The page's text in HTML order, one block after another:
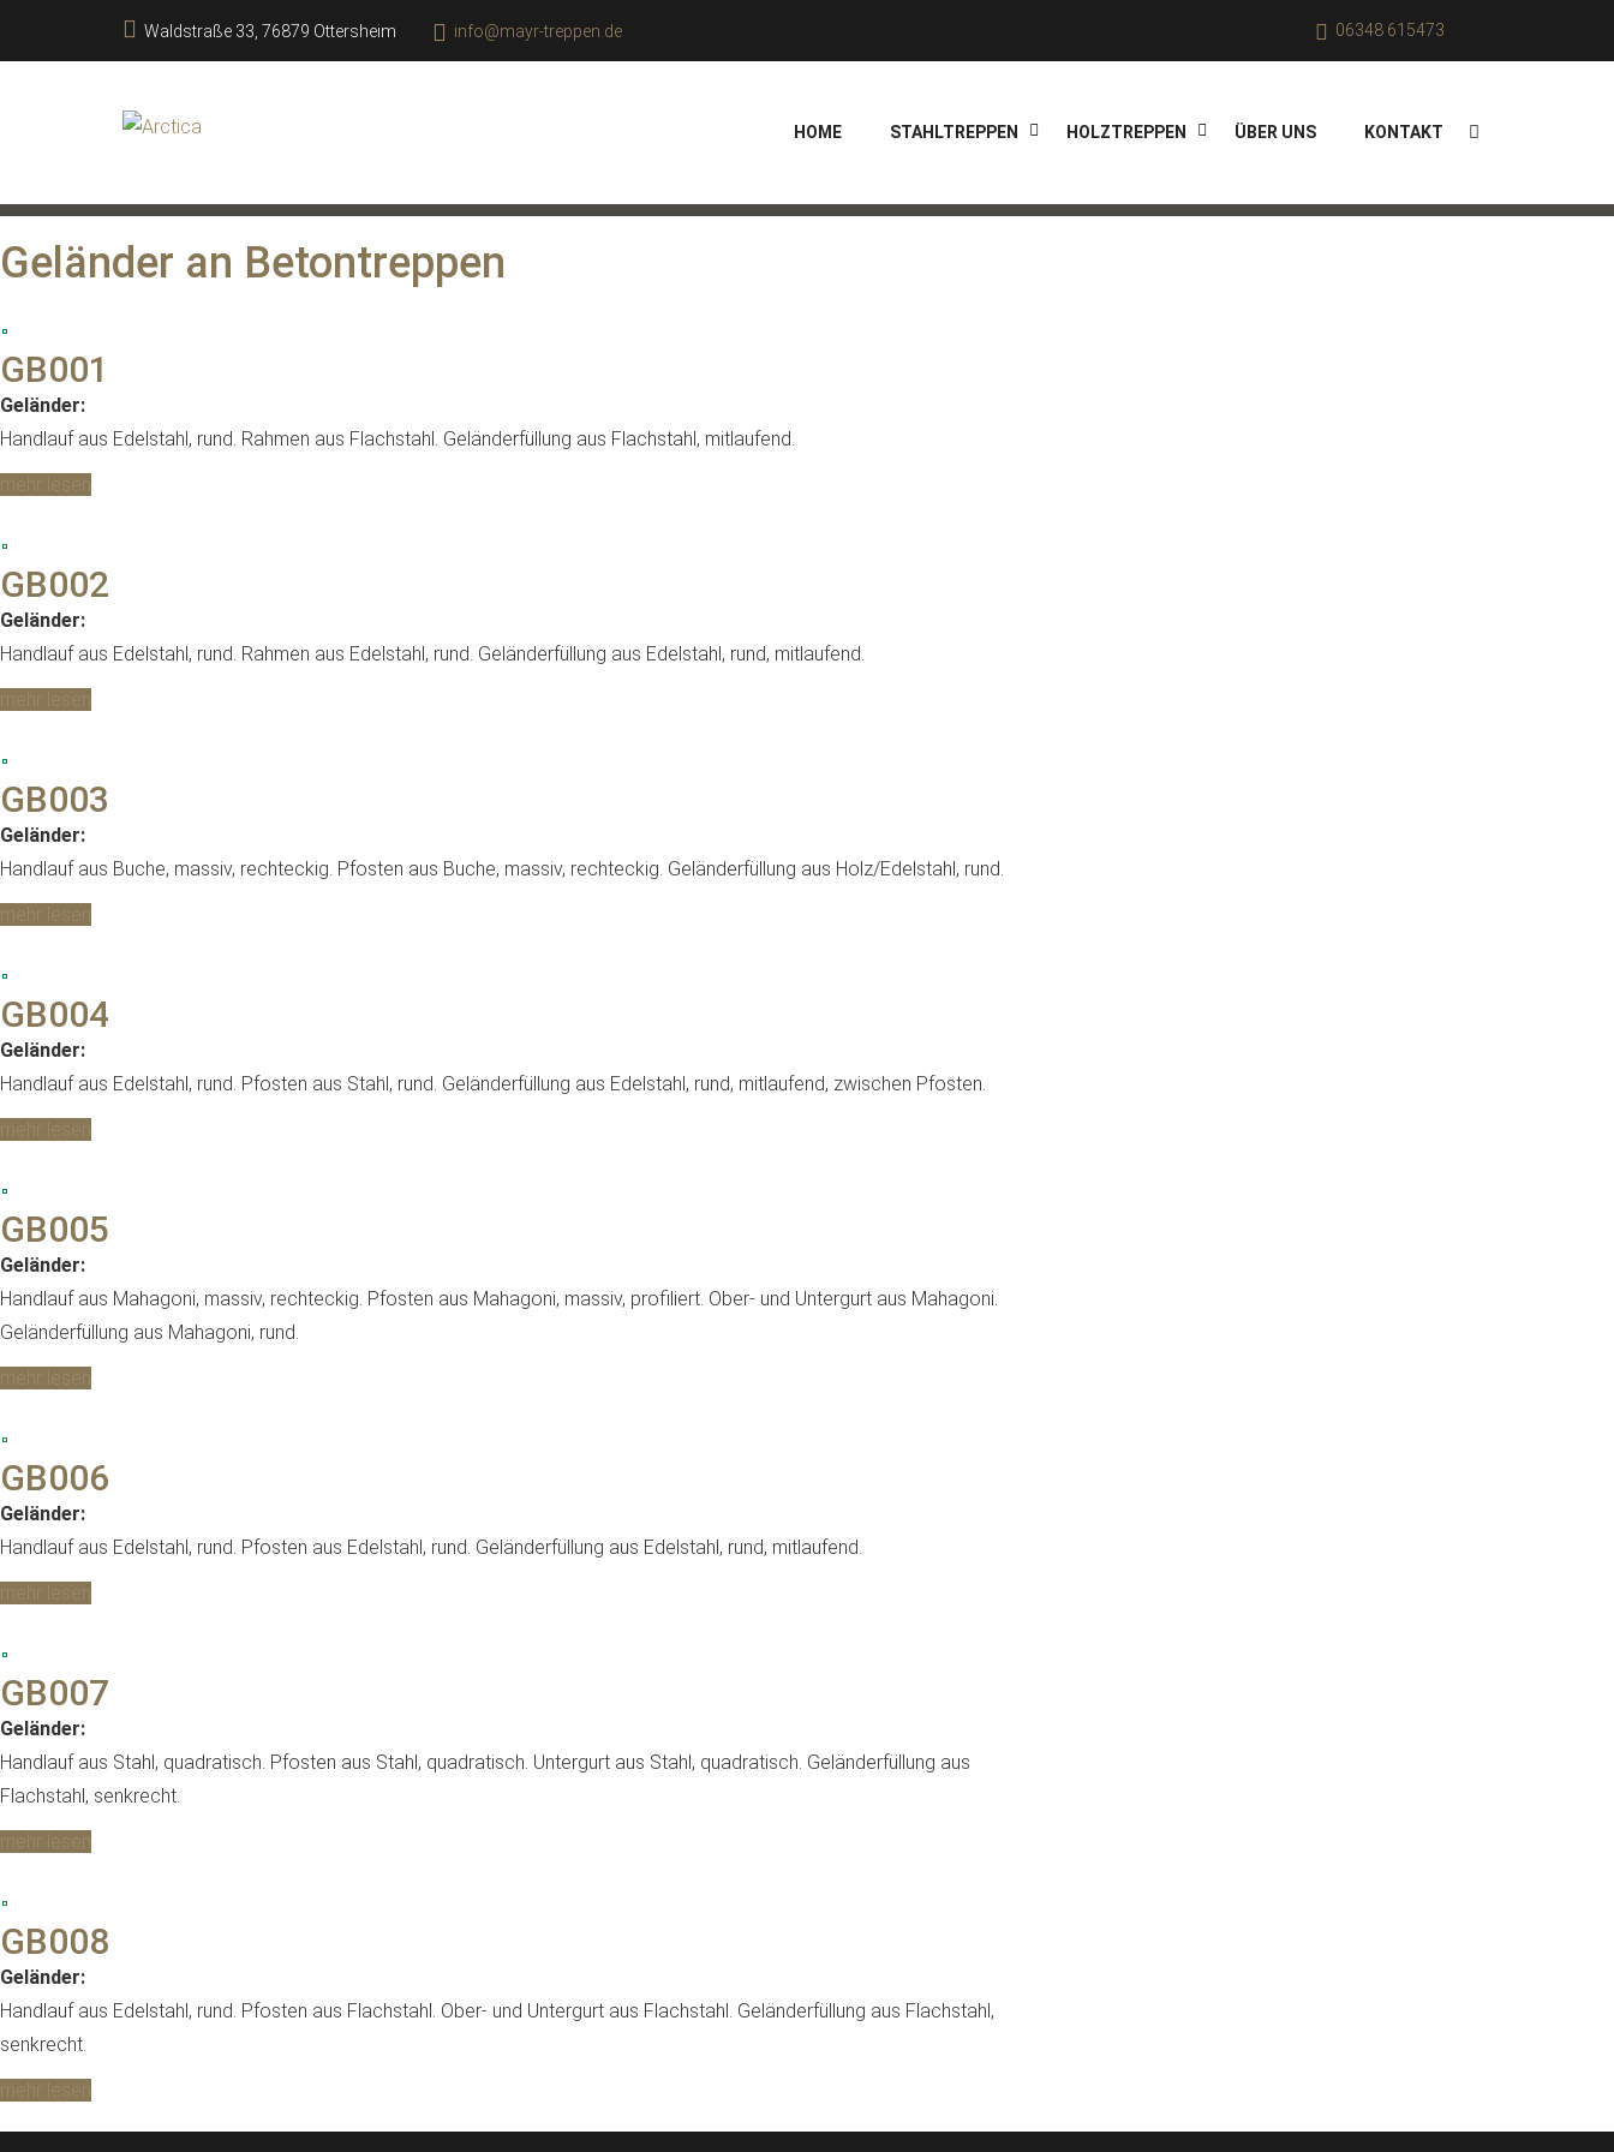
Waldstraße 33, 76879 Ottersheim info@mayr-treppen.de 06348 615473
HOME STAHLTREPPEN HOLZTREPPEN ÜBER UNS KONTAKT
Geländer an Betontreppen
GB001
Geländer:
Handlauf aus Edelstahl, rund. Rahmen aus Flachstahl. Geländerfüllung aus Flachstahl, mitlaufend.
GB002
Geländer:
Handlauf aus Edelstahl, rund. Rahmen aus Edelstahl, rund. Geländerfüllung aus Edelstahl, rund, mitlaufend.
GB003
Geländer:
Handlauf aus Buche, massiv, rechteckig. Pfosten aus Buche, massiv, rechteckig. Geländerfüllung aus Holz/Edelstahl, rund.
GB004
Geländer:
Handlauf aus Edelstahl, rund. Pfosten aus Stahl, rund. Geländerfüllung aus Edelstahl, rund, mitlaufend, zwischen Pfosten.
GB005
Geländer:
Handlauf aus Mahagoni, massiv, rechteckig. Pfosten aus Mahagoni, massiv, profiliert. Ober- und Untergurt aus Mahagoni.
Geländerfüllung aus Mahagoni, rund.
GB006
Geländer:
Handlauf aus Edelstahl, rund. Pfosten aus Edelstahl, rund. Geländerfüllung aus Edelstahl, rund, mitlaufend.
GB007
Geländer:
Handlauf aus Stahl, quadratisch. Pfosten aus Stahl, quadratisch. Untergurt aus Stahl, quadratisch. Geländerfüllung aus
Flachstahl, senkrecht.
GB008
Geländer:
Handlauf aus Edelstahl, rund. Pfosten aus Flachstahl. Ober- und Untergurt aus Flachstahl. Geländerfüllung aus Flachstahl,
senkrecht.